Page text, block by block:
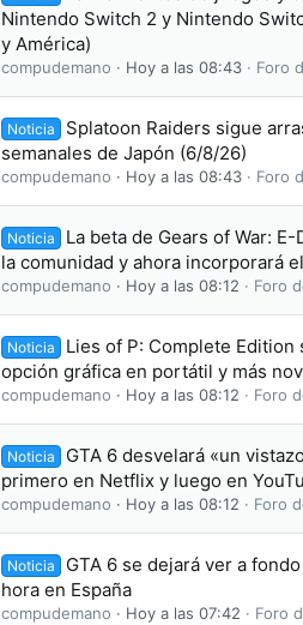
Nintendo Switch 2 y Nintendo
y América)
compudemano Hoy a las 08:43 Foro
Noticia
Splatoon Raiders sigue
semanales de Japón (6/8/26)
compudemano Hoy a las 08:43 Foro
Noticia
La beta de Gears of War:
la comunidad y ahora incorporará
compudemano Hoy a las 08:12 Foro
Noticia
Lies of P: Complete
opción gráfica en portátil y más
compudemano Hoy a las 08:12 Foro
Noticia
GTA 6 desvelará «un
primero en Netflix y luego en
compudemano Hoy a las 08:12 Foro
Noticia
GTA 6 se dejará ver a
hora en España
compudemano Hoy a las 07:42 Foro